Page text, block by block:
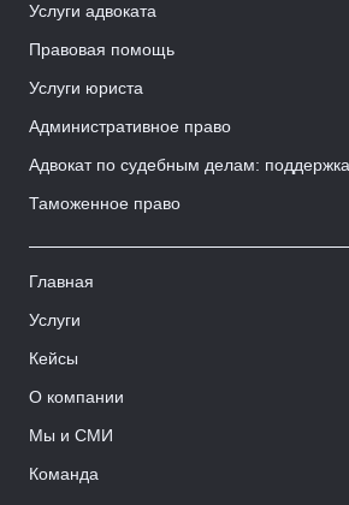
Услуги адвоката
Правовая помощь
Услуги юриста
Административное право
Адвокат по судебным делам:
Таможенное право
Главная
Услуги
Кейсы
О компании
Мы и СМИ
Команда